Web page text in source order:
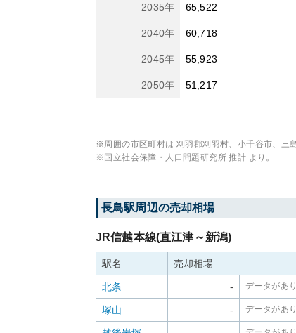
2035年 65,522
2040年 60,718
2045年 55,923
2050年 51,217
※周囲の市区町村は 刈羽郡刈羽村、小千谷市、三
※国立社会保障・人口問題研究所 推計 より。
長鳥駅周辺の売却相場
JR信越本線(直江津～新潟)
駅名 売却相場
北条 - データがあ
塚山 - データがあ